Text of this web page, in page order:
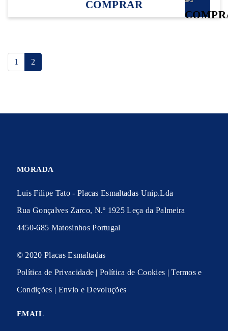
COMPRAR
1 2
MORADA
Luis Filipe Tato - Placas Esmaltadas Unip.Lda
Rua Gonçalves Zarco, N.º 1925 Leça da Palmeira
4450-685 Matosinhos Portugal
© 2020 Placas Esmaltadas
Política de Privacidade |Política de Cookies |Termos e
Condições | Envio e Devoluções
EMAIL